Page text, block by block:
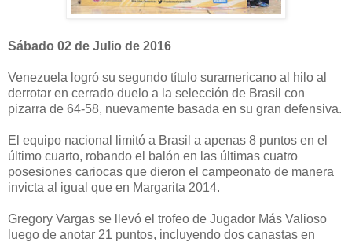
Sábado 02 de Julio de 2016
Venezuela logró su segundo título suramericano al hilo al
derrotar en cerrado duelo a la selección de Brasil con
pizarra de 64-58, nuevamente basada en su gran defensiva.
El equipo nacional limitó a Brasil a apenas 8 puntos en el
último cuarto, robando el balón en las últimas cuatro
posesiones cariocas que dieron el campeonato de manera
invicta al igual que en Margarita 2014.
Gregory Vargas se llevó el trofeo de Jugador Más Valioso
luego de anotar 21 puntos, incluyendo dos canastas en